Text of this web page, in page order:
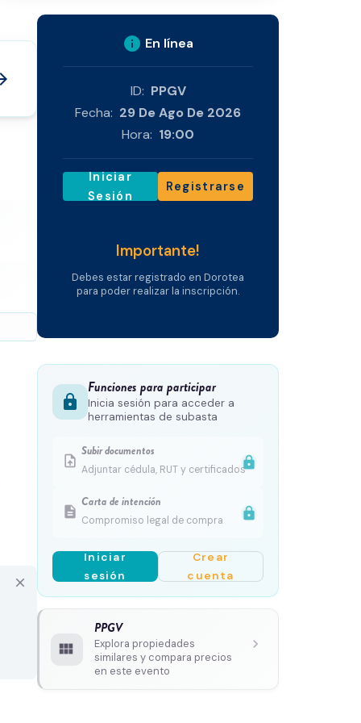
close
info En línea
ID: PPGV
Fecha: 29 De Ago De 2026
Hora: 19:00
Iniciar
Sesión
Registrarse
Importante!
Debes estar registrado en Dorotea
para poder realizar la inscripción.
lock
Funciones para participar
Inicia sesión para acceder a
herramientas de subasta
upload_file
Subir documentos
Adjuntar cédula, RUT y certificadoslock
description
Carta de intención
Compromiso legal de compra lock
Iniciar
sesión
Crear
cuenta
view_module
PPGV
Explora propiedades
similares y compara precios
en este evento
chevron_right